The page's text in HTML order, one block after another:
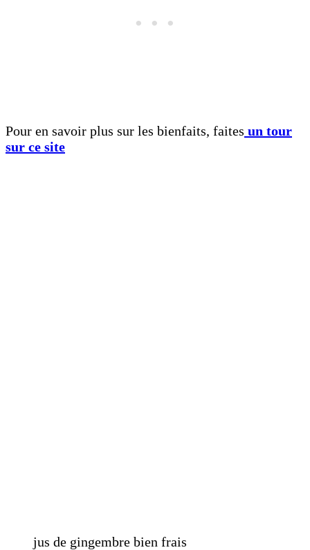
Pour en savoir plus sur les bienfaits, faites un tour
sur ce site
jus de gingembre bien frais